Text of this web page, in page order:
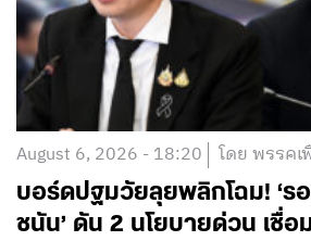
August 6, 2026 - 18:20 โดย พรรคเ
บอร์ดปฐมวัยลุยพลิกโฉม! ‘ร
ชนัน’ ดัน 2 นโยบายด่วน เชื่อ